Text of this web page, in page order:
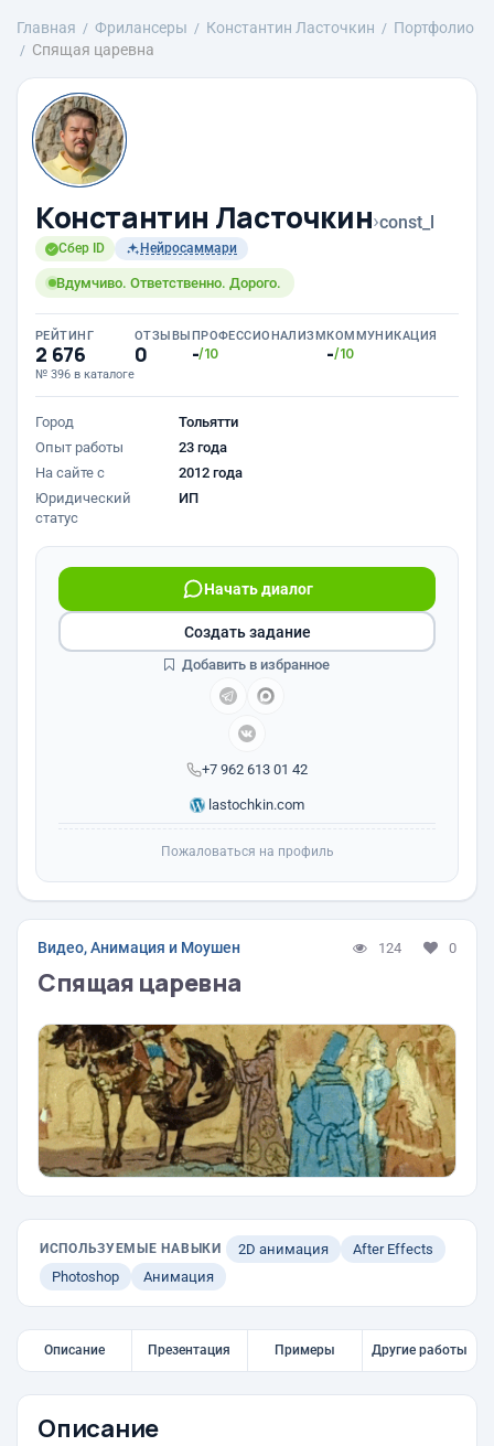
Главная Фрилансеры Константин Ласточкин
Портфолио
Спящая царевна
Константин Ласточкин›const_l
Сбер ID Нейросаммари
Вдумчиво. Ответственно. Дорого.
РЕЙТИНГ
2 676
№ 396 в каталоге
ОТЗЫВЫ
0
ПРОФЕССИОНАЛИЗМ
-/10
КОММУНИКАЦИЯ
-/10
Город
Тольятти
Опыт работы
23 года
На сайте с
2012 года
Юридический
статус
ИП
+7 962 613 01 42
Начать диалог
lastochkin.com
Создать задание
Добавить в избранное
Пожаловаться на профиль
Видео, Анимация и Моушен 124 0
Спящая царевна
ИСПОЛЬЗУЕМЫЕ НАВЫКИ 2D анимация
After Effects
Photoshop
Анимация
Описание Презентация Примеры Другие работы
Описание